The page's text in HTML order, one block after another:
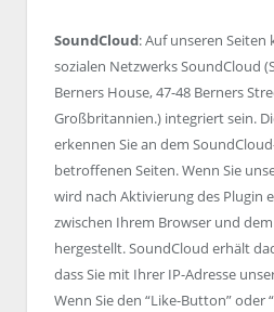
SoundCloud: Auf unseren Seiten
sozialen Netzwerks SoundCloud
Berners House, 47-48 Berners
Großbritannien.) integriert sein.
erkennen Sie an dem
betroffenen Seiten. Wenn Sie
wird nach Aktivierung des Plugin
zwischen Ihrem Browser und
hergestellt. SoundCloud erhält
dass Sie mit Ihrer IP-Adresse
Wenn Sie den “Like-Button” oder